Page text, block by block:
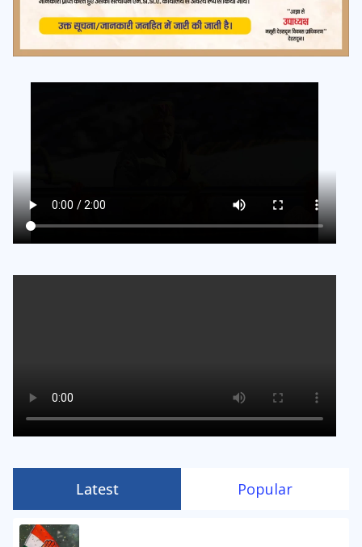
Latest Popular